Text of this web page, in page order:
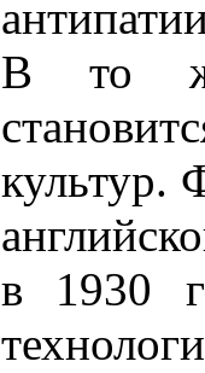
В то
культур.
в 1930